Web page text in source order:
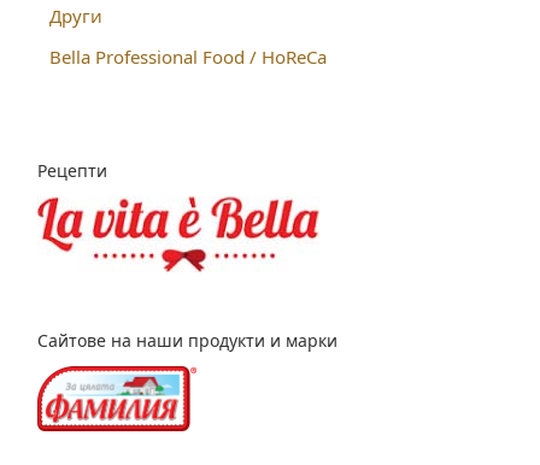
Други
Bella Professional Food / HoReCa
Рецепти
Сайтове на наши продукти и марки